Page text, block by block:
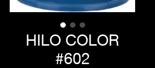
HILO COLOR
#602